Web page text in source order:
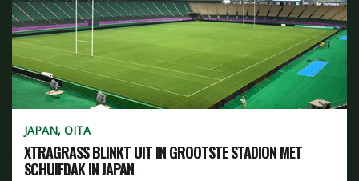
JAPAN, OITA
XTRAGRASS BLINKT UIT IN GROOTSTE STADION MET
SCHUIFDAK IN JAPAN